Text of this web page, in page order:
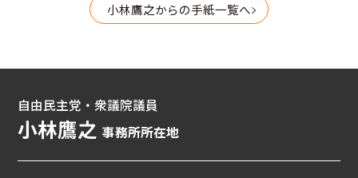
小林鷹之からの手紙一覧へ
自由民主党・衆議院議員
小林鷹之事務所所在地